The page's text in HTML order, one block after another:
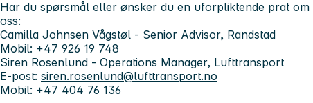
Har du spørsmål eller ønsker du en uforpliktende prat
oss:
Camilla Johnsen Vågstøl - Senior Advisor, Randstad
Mobil: +47 926 19 748
Siren Rosenlund - Operations Manager, Lufttransport
E-post: siren.rosenlund@lufttransport.no
Mobil: +47 404 76 136